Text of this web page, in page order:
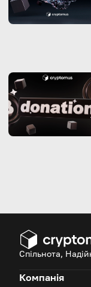
Спільнота,
Компанія